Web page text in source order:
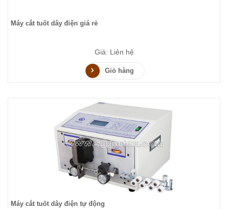
Máy cắt tuốt dây điện giá rẻ
Giá: Liên hệ
Giỏ hàng
Máy cắt tuốt dây điện tự động